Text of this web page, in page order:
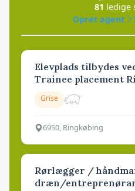
81 ledige
Opret agent
Elevplads tilbydes
Trainee placement
Grise
6950, Ringkøbing
Rørlægger /
dræn/